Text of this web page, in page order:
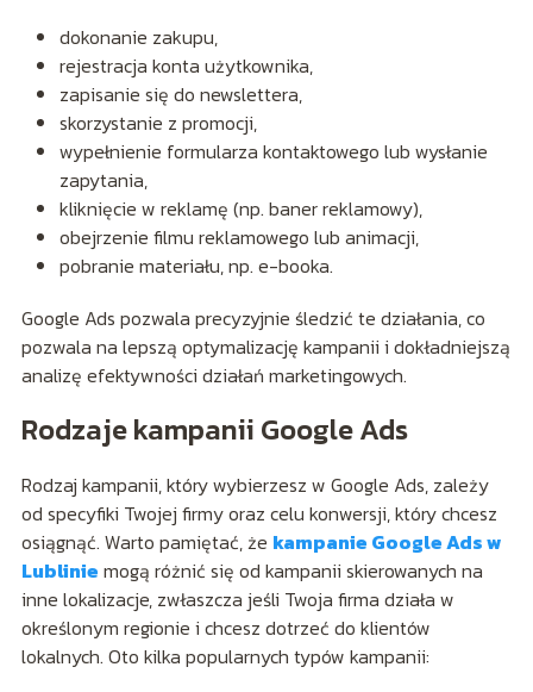
dokonanie zakupu,
rejestracja konta użytkownika,
zapisanie się do newslettera,
skorzystanie z promocji,
wypełnienie formularza kontaktowego lub wysłanie
zapytania,
kliknięcie w reklamę (np. baner reklamowy),
obejrzenie filmu reklamowego lub animacji,
pobranie materiału, np. e-booka.
Google Ads pozwala precyzyjnie śledzić te działania, co
pozwala na lepszą optymalizację kampanii i dokładniejszą
analizę efektywności działań marketingowych.
Rodzaje kampanii Google Ads
Rodzaj kampanii, który wybierzesz w Google Ads, zależy
od specyfiki Twojej firmy oraz celu konwersji, który chcesz
osiągnąć. Warto pamiętać, że kampanie Google Ads w
Lublinie mogą różnić się od kampanii skierowanych na
inne lokalizacje, zwłaszcza jeśli Twoja firma działa w
określonym regionie i chcesz dotrzeć do klientów
lokalnych. Oto kilka popularnych typów kampanii: